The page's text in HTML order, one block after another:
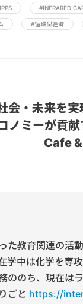
#INFRARED
#循環型経済
会・未来を
ノミーが貢
Cafe
た教育関連の活
学中は化学を専
ののち、現在は
ごと https://